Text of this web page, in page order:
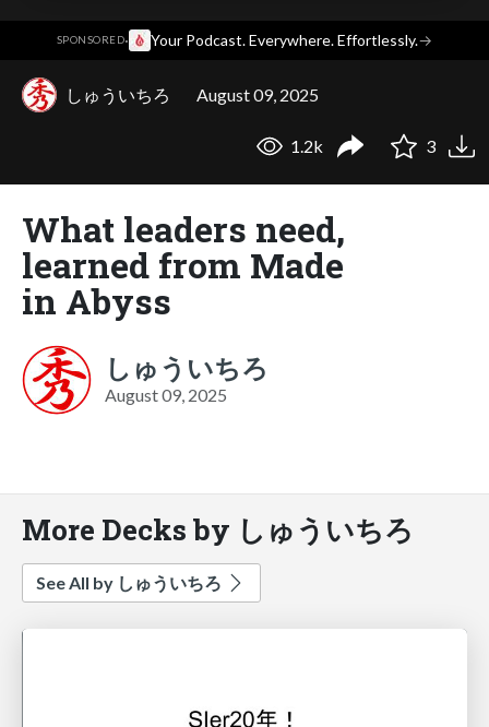
SPONSORED· Your Podcast. Everywhere. Effortlessly.→
しゅういちろ August 09, 2025
1.2k 3
What leaders need,
learned from Made
in Abyss
しゅういちろ
August 09, 2025
More Decks by しゅういちろ
See All by しゅういちろ